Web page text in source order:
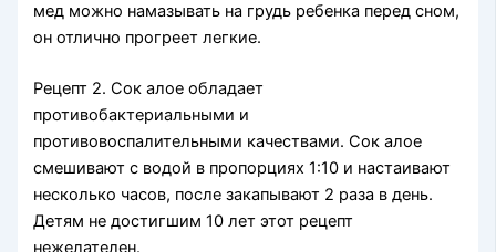
мед можно намазывать на грудь ребенка перед сном,
он отлично прогреет легкие.
Рецепт 2. Сок алое обладает
противобактериальными и
противовоспалительными качествами. Сок алое
смешивают с водой в пропорциях 1:10 и настаивают
несколько часов, после закапывают 2 раза в день.
Детям не достигшим 10 лет этот рецепт
нежелателен.